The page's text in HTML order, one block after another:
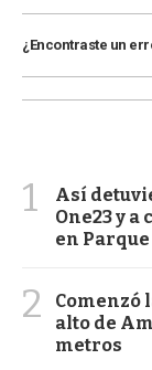
¿Encontraste un
1
Así
One23 y
en
2
Comenzó
alto de
metros